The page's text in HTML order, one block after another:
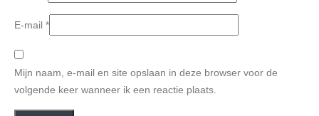
E-mail *
Mijn naam, e-mail en site opslaan in deze browser voor de
volgende keer wanneer ik een reactie plaats.